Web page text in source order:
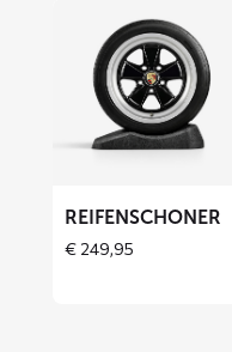
Reifenschoner
REIFENSCHONER
€249,95